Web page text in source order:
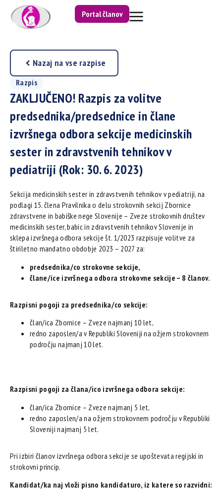
Portal članov
Nazaj na vse razpise
Razpis
ZAKLJUČENO! Razpis za volitve
predsednika/predsednice in člane
izvršnega odbora sekcije medicinskih
sester in zdravstvenih tehnikov v
pediatriji (Rok: 30. 6. 2023)
Sekcija medicinskih sester in zdravstvenih tehnikov v pediatriji, na
podlagi 15. člena Pravilnika o delu strokovnih sekcij Zbornice
zdravstvene in babiške nege Slovenije – Zveze strokovnih društev
medicinskih sester, babic in zdravstvenih tehnikov Slovenije in
sklepa izvršnega odbora sekcije št. 1/2023 razpisuje volitve za
štiriletno mandatno obdobje 2023 – 2027 za:
predsednika/co strokovne sekcije,
člane/ice izvršnega odbora strokovne sekcije – 8 članov.
Razpisni pogoji za predsednika/co sekcije:
član/ica Zbornice – Zveze najmanj 10 let,
redno zaposlen/a v Republiki Sloveniji na ožjem strokovnem
področju najmanj 10 let.
Razpisni pogoji za člana/ico izvršnega odbora sekcije:
član/ica Zbornice – Zveze najmanj 5 let,
redno zaposlen/a na ožjem strokovnem področju v Republiki
Sloveniji najmanj 5 let.
Pri izbiri članov izvršnega odbora sekcije se upoštevata regijski in
strokovni princip.
Kandidat/ka naj vloži pisno kandidaturo, iz katere so razvidni: